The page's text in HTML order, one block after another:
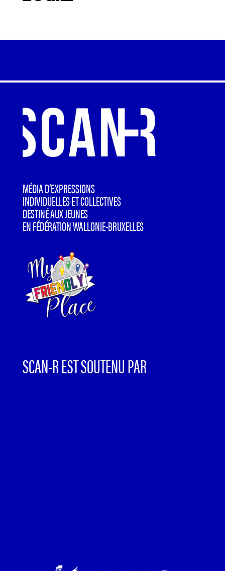
MÉDIA D’EXPRESSIONS
INDIVIDUELLES ET COLLECTIVES
DESTINÉ AUX JEUNES
EN FÉDÉRATION WALLONIE-BRUXELLES
SCAN-R EST SOUTENU PAR